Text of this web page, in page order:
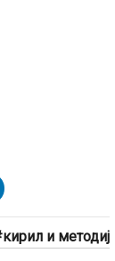
кирил и методиј